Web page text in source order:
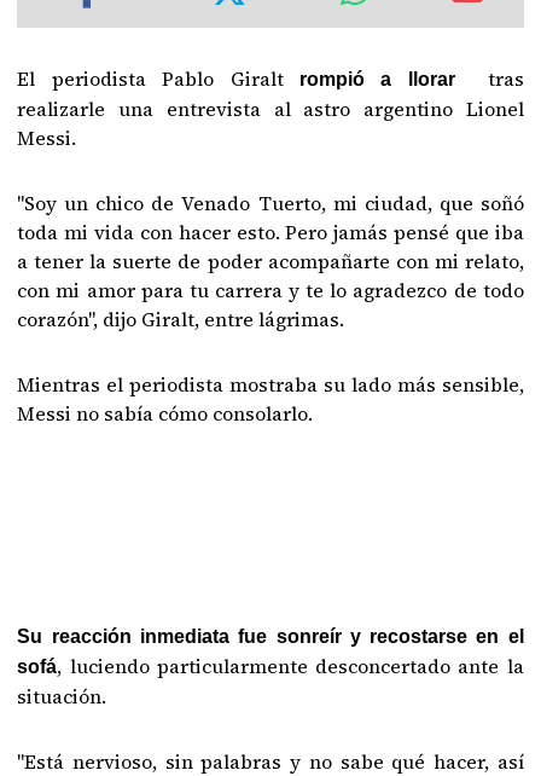
El periodista Pablo Giralt rompió a llorar
tras
realizarle una entrevista al astro argentino Lionel
Messi.
"Soy un chico de Venado Tuerto, mi ciudad, que soñó
toda mi vida con hacer esto. Pero jamás pensé que iba
a tener la suerte de poder acompañarte con mi relato,
con mi amor para tu carrera y te lo agradezco de todo
corazón", dijo Giralt, entre lágrimas.
Mientras el periodista mostraba su lado más sensible,
Messi no sabía cómo consolarlo.
Su reacción inmediata fue sonreír y recostarse en el
sofá, luciendo particularmente desconcertado ante la
situación.
"Está nervioso, sin palabras y no sabe qué hacer, así